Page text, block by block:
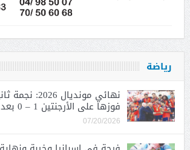
رياضة
نهائي مونديال
فوزها على الأرجنتين 1 – 0 بعد وقت إضافي
07/20/2026